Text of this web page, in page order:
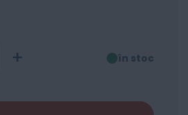
+ în stoc